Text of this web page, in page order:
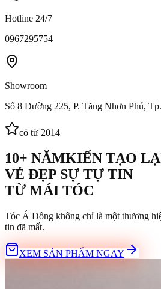
Hotline 24/7
0967295754
Showroom
Số 8 Đường 225, P. Tăng Nhơn Phú,
có từ 2014
10+ NĂMKIẾN TẠO
VẺ ĐẸP SỰ TỰ TIN
TỪ MÁI TÓC
Tóc Á Đông không chỉ là một thương
tin đã mất.
XEM SẢN PHẨM NGAY